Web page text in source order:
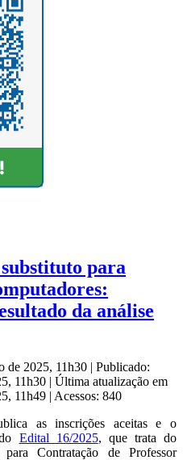
para
da análise
de 2025, 11h30 | Publicado:
11h30 | Última atualização em
11h49 | Acessos: 840
as inscrições aceitas e o
Edital 16/2025, que trata do
Contratação de Professor